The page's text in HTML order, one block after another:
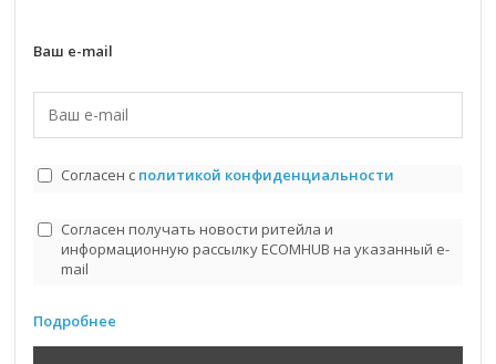
Ваш e-mail
Согласен с политикой конфиденциальности
Согласен получать новости ритейла и
информационную рассылку ECOMHUB на указанный e-
mail
Подробнее